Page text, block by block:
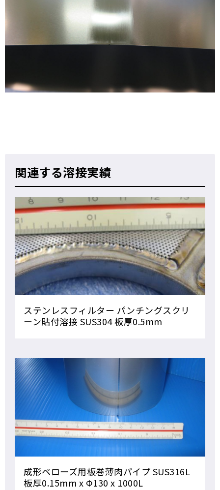
関連する溶接実績
ステンレスフィルター パンチングスクリ
ーン貼付溶接 SUS304 板厚0.5mm
成形ベローズ用板巻薄肉パイプ SUS316L
板厚0.15mm x Φ130 x 1000L